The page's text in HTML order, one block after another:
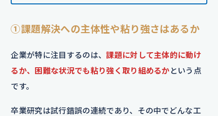
①課題解決への主体性や粘り強さはあるか
企業が特に注目するのは、課題に対して主体的に動け
るか、困難な状況でも粘り強く取り組めるか という点
です。
卒業研究は試行錯誤の連続であり、その中でどんな工